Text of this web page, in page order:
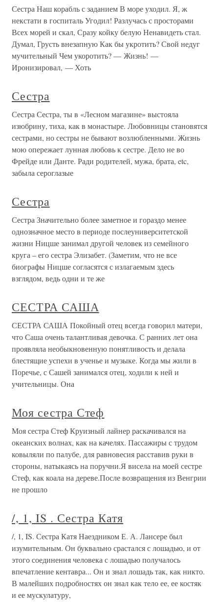
Сестра Наш корабль с заданием В море уходил. Я, ж
некстати в госпиталь Угодил! Разлучась с просторами
Всех морей и скал, Сразу койку белую Ненавидеть стал.
Думал, Грусть внезапную Как бы укротить? Свой недуг
мучительный Чем укоротить? — Жизнь! —
Иронизировал, — Хоть
Сестра
Сестра Сестра, ты в «Лесном магазине» выстояла
изюбрину, тиха, как в монастыре. Любовницы становятся
сестрами, но сестры не бывают возлюбленными. Жизнь
мою опережает лунная любовь к сестре. Дело не во
Фрейде или Данте. Ради родителей, мужа, брата, etc,
забыла сероглазые
Сестра
Сестра Значительно более заметное и гораздо менее
однозначное место в периоде послеуниверситетской
жизни Ницше занимал другой человек из семейного
круга – его сестра Элизабет. (Заметим, что не все
биографы Ницше согласятся с излагаемым здесь
взглядом, ведь одни и те же
СЕСТРА САША
СЕСТРА САША Покойный отец всегда говорил матери,
что Саша очень талантливая девочка. С ранних лет она
проявляла необыкновенную понятливость и делала
блестящие успехи в ученье и музыке. Когда мы жили в
Поречье, с Сашей занимался отец, ходили к ней и
учительницы. Она
Моя сестра Стеф
Моя сестра Стеф Круизный лайнер раскачивался на
океанских волнах, как на качелях. Пассажиры с трудом
ковыляли по палубе, для равновесия расставив руки в
стороны, натыкаясь на поручни.Я висела на моей сестре
Стеф, как коала на дереве.После возвращения из Венгрии
не прошло
/, 1, IS . Сестра Катя
/, 1, IS. Сестра Катя Наездником Е. А. Лансере был
изумительным. Он буквально срастался с лошадью, и от
этого соединения человека с лошадью получалось
впечатление кентавра... Он и знал лошадь так, как никто.
В малейших подробностях он знал как тело ее, ее костяк
и ее мускулатуру,